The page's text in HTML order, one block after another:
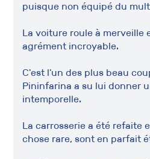
puisque non équipé du
La voiture roule à merveille
agrément incroyable.
C'est l'un des plus beau
Pininfarina a su lui donner
intemporelle.
La carrosserie a été refaite
chose rare, sont en parfait